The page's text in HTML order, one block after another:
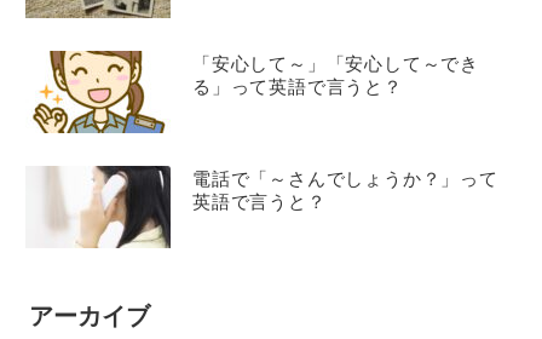
「安心して～」「安心して～でき
る」って英語で言うと？
電話で「～さんでしょうか？」って
英語で言うと？
アーカイブ